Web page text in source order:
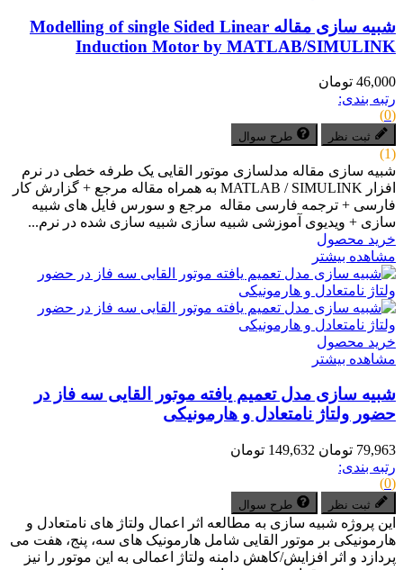
شبیه سازی مقاله Modelling of single Sided Linear
Induction Motor by MATLAB/SIMULINK
46,000 تومان
رتبه بندی:
(0)
ثبت نظر طرح سوال
(1)
شبیه سازی مقاله مدلسازی موتور القایی یک طرفه خطی در نرم
افزار MATLAB / SIMULINK به همراه مقاله مرجع + گزارش کار
فارسی + ترجمه فارسی مقاله مرجع و سورس فایل های شبیه
سازی + ویدیوی آموزشی شبیه سازی شبیه سازی شده در نرم...
خرید محصول
مشاهده بیشتر
خرید محصول
مشاهده بیشتر
شبیه سازی مدل تعمیم یافته موتور القایی سه فاز در
حضور ولتاژ نامتعادل و هارمونیکی
79,963 تومان
149,632 تومان
رتبه بندی:
(0)
ثبت نظر طرح سوال
این پروژه شبیه سازی به مطالعه اثر اعمال ولتاژ های نامتعادل و
هارمونیکی بر موتور القایی شامل هارمونیک های سه، پنج، هفت می
پردازد و اثر افزایش/کاهش دامنه ولتاژ اعمالی به این موتور را نیز